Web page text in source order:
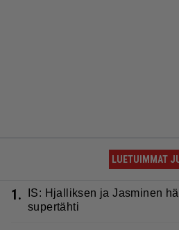
LUETUIMMAT
1.
IS: Hjalliksen ja Jasminen
supertähti